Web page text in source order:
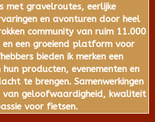
met gravelroutes, eerlijke
en avonturen door heel
community van ruim 11.000
een groeiend platform voor
bieden ik merken een
producten, evenementen en
te brengen. Samenwerkingen
van geloofwaardigheid, kwaliteit
voor fietsen.